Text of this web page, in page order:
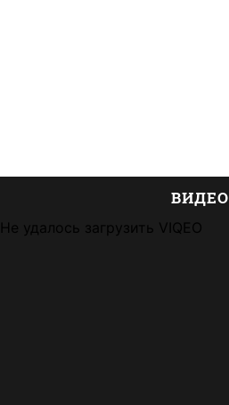
ВИДЕО
Не удалось загрузить VIQEO